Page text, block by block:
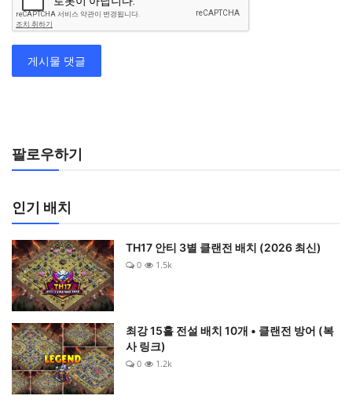
게시물 댓글
팔로우하기
인기 배치
TH17 안티 3별 클랜전 배치 (2026 최신)
0 1.5k
최강 15홀 전설 배치 10개 • 클랜전 방어 (복
사 링크)
0 1.2k